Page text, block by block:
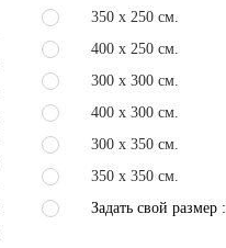
350 x 250 см.
400 x 250 см.
300 x 300 см.
400 x 300 см.
300 x 350 см.
350 x 350 см.
Задать свой размер :